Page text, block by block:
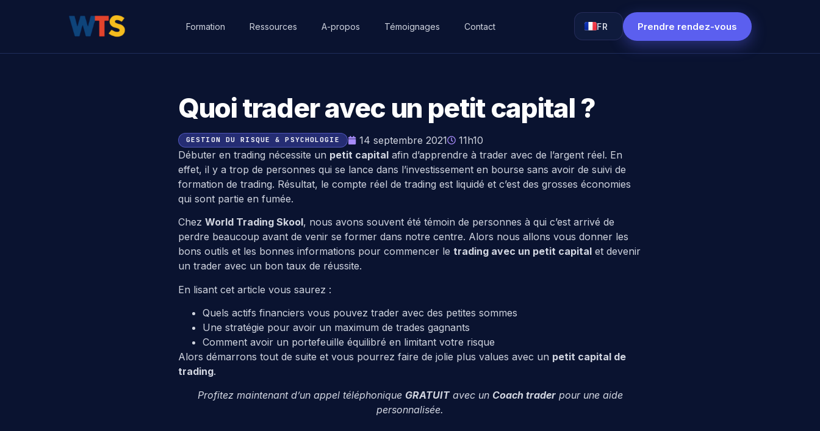
Formation Ressources A-propos Témoignages Contact Prendre rendez-vous
FR
Quoi trader avec un petit capital ?
GESTION DU RISQUE & PSYCHOLOGIE 14 septembre 2021
11h10
Débuter en trading nécessite un petit capital afin d’apprendre à trader avec de l’argent réel. En
effet, il y a trop de personnes qui se lance dans l’investissement en bourse sans avoir de suivi de
formation de trading. Résultat, le compte réel de trading est liquidé et c’est des grosses économies
qui sont partie en fumée.
Chez World Trading Skool, nous avons souvent été témoin de personnes à qui c’est arrivé de
perdre beaucoup avant de venir se former dans notre centre. Alors nous allons vous donner les
bons outils et les bonnes informations pour commencer le trading avec un petit capital et devenir
un trader avec un bon taux de réussite.
En lisant cet article vous saurez :
Quels actifs financiers vous pouvez trader avec des petites sommes
Une stratégie pour avoir un maximum de trades gagnants
Comment avoir un portefeuille équilibré en limitant votre risque
Alors démarrons tout de suite et vous pourrez faire de jolie plus values avec un petit capital de
trading.
Profitez maintenant d’un appel téléphonique GRATUITavec un Coach traderpour une aide
personnalisée.